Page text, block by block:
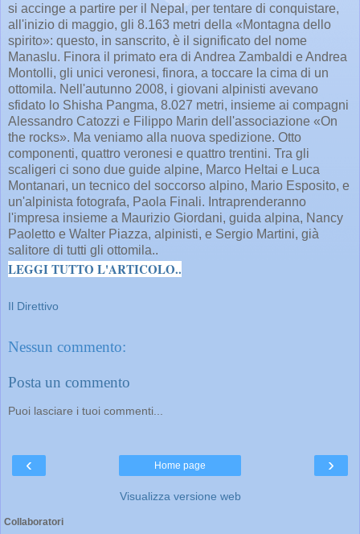
si accinge a partire per il Nepal, per tentare di conquistare,
all'inizio di maggio, gli 8.163 metri della «Montagna dello
spirito»: questo, in sanscrito, è il significato del nome
Manaslu. Finora il primato era di Andrea Zambaldi e Andrea
Montolli, gli unici veronesi, finora, a toccare la cima di un
ottomila. Nell'autunno 2008, i giovani alpinisti avevano
sfidato lo Shisha Pangma, 8.027 metri, insieme ai compagni
Alessandro Catozzi e Filippo Marin dell'associazione «On
the rocks». Ma veniamo alla nuova spedizione. Otto
componenti, quattro veronesi e quattro trentini. Tra gli
scaligeri ci sono due guide alpine, Marco Heltai e Luca
Montanari, un tecnico del soccorso alpino, Mario Esposito, e
un'alpinista fotografa, Paola Finali. Intraprenderanno
l'impresa insieme a Maurizio Giordani, guida alpina, Nancy
Paoletto e Walter Piazza, alpinisti, e Sergio Martini, già
salitore di tutti gli ottomila..
LEGGI TUTTO L'ARTICOLO..
Il Direttivo
Nessun commento:
Posta un commento
Puoi lasciare i tuoi commenti...
‹ ›
Home page
Visualizza versione web
Collaboratori